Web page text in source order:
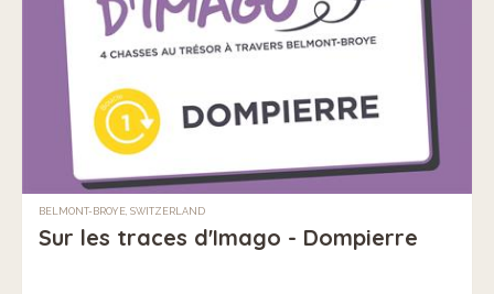
BELMONT-BROYE, SWITZERLAND
Sur les traces d'Imago - Dompierre